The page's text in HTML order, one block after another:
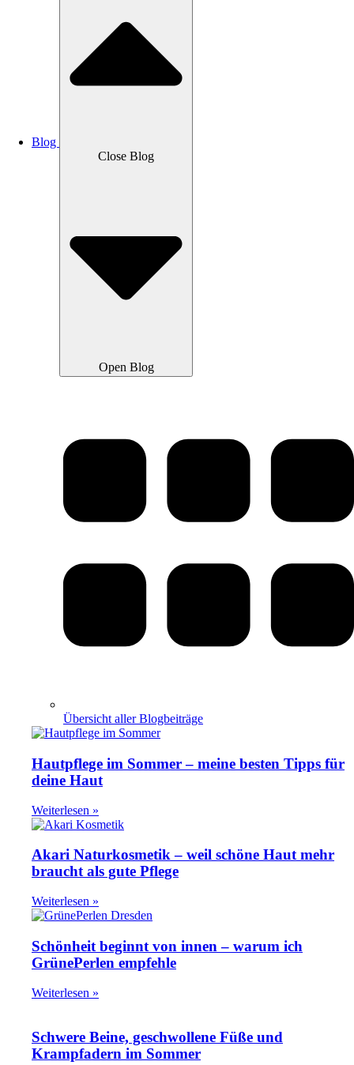
Blog
Close Blog
Open Blog
Übersicht aller Blogbeiträge
Hautpflege im Sommer – meine besten Tipps für
deine Haut
Weiterlesen »
Akari Naturkosmetik – weil schöne Haut mehr
braucht als gute Pflege
Weiterlesen »
Schönheit beginnt von innen – warum ich
GrünePerlen empfehle
Weiterlesen »
Schwere Beine, geschwollene Füße und
Krampfadern im Sommer